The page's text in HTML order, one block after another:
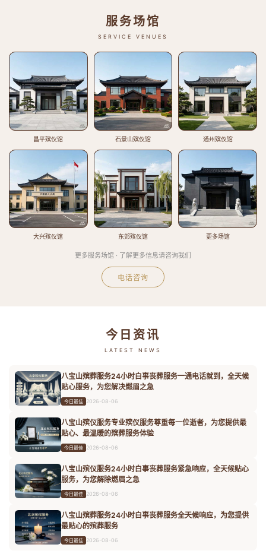
服务场馆
SERVICE VENUES
昌平殡仪馆 石景山殡仪馆 通州殡仪馆
大兴殡仪馆 东郊殡仪馆 更多场馆
更多服务场馆 · 了解更多信息请咨询我们
电话咨询
今日资讯
LATEST NEWS
八宝山殡葬服务24小时白事丧葬服务一通电话就到，全天候
贴心服务，为您解决燃眉之急
今日最佳 2026-08-06
八宝山殡仪服务专业殡仪服务尊重每一位逝者，为您提供最
贴心、最温暖的殡葬服务体验
今日最佳 2026-08-06
八宝山殡仪服务24小时白事丧葬服务紧急响应，全天候贴心
服务，为您解除燃眉之急
今日最佳 2026-08-06
八宝山殡葬服务24小时白事丧葬服务全天候响应，为您提供
最贴心的殡葬服务
今日最佳 2026-08-06